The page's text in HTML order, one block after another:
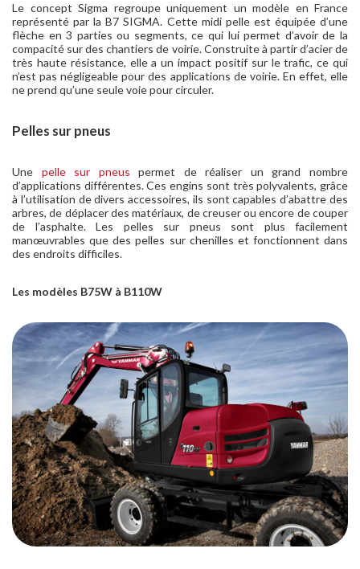
Le concept Sigma regroupe uniquement un modèle en France
représenté par la B7 SIGMA. Cette midi pelle est équipée d’une
flèche en 3 parties ou segments, ce qui lui permet d’avoir de la
compacité sur des chantiers de voirie. Construite à partir d’acier de
très haute résistance, elle a un impact positif sur le trafic, ce qui
n’est pas négligeable pour des applications de voirie. En effet, elle
ne prend qu’une seule voie pour circuler.
Pelles sur pneus
Une pelle sur pneus permet de réaliser un grand nombre
d’applications différentes. Ces engins sont très polyvalents, grâce
à l’utilisation de divers accessoires, ils sont capables d’abattre des
arbres, de déplacer des matériaux, de creuser ou encore de couper
de l’asphalte. Les pelles sur pneus sont plus facilement
manœuvrables que des pelles sur chenilles et fonctionnent dans
des endroits difficiles.
Les modèles B75W à B110W